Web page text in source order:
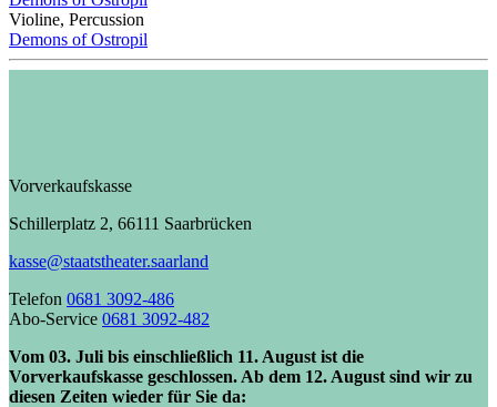
Violine, Percussion
Demons of Ostropil
Vorverkaufskasse
Schillerplatz 2, 66111 Saarbrücken
kasse@staatstheater.saarland
Telefon 0681 3092-486
Abo-Service 0681 3092-482
Vom 03. Juli bis einschließlich 11. August ist die
Vorverkaufskasse geschlossen. Ab dem 12. August sind wir zu
diesen Zeiten wieder für Sie da: